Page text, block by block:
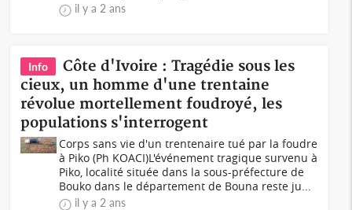
il y a 2 ans
Info
Côte d'Ivoire : Tragédie sous les
cieux, un homme d'une trentaine
révolue mortellement foudroyé, les
populations s'interrogent
Corps sans vie d'un trentenaire tué par la foudre
à Piko (Ph KOACI)L'événement tragique survenu à
Piko, localité située dans la sous-préfecture de
Bouko dans le département de Bouna reste ju...
il y a 2 ans